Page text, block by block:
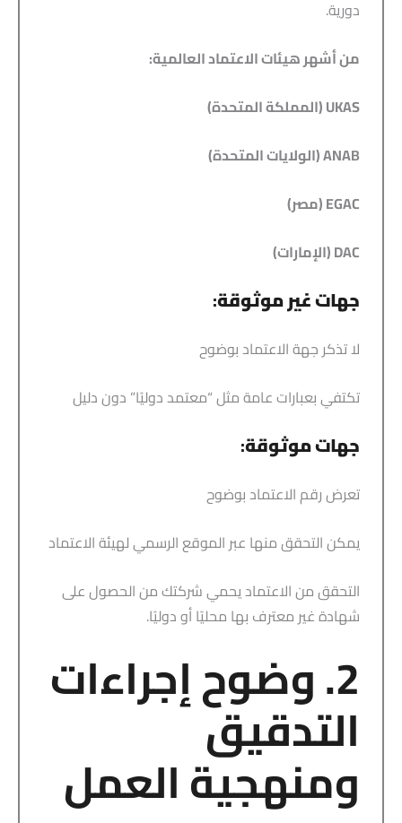
دورية.
من أشهر هيئات الاعتماد العالمية:
UKAS (المملكة المتحدة)
ANAB (الولايات المتحدة)
EGAC (مصر)
DAC (الإمارات)
جهات غير موثوقة:
لا تذكر جهة الاعتماد بوضوح
تكتفي بعبارات عامة مثل “معتمد دوليًا” دون دليل
جهات موثوقة:
تعرض رقم الاعتماد بوضوح
يمكن التحقق منها عبر الموقع الرسمي لهيئة الاعتماد
التحقق من الاعتماد يحمي شركتك من الحصول على
شهادة غير معترف بها محليًا أو دوليًا.
2. وضوح إجراءات
التدقيق
ومنهجية العمل